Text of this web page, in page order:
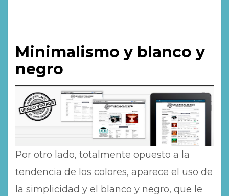
Minimalismo y blanco y
negro
Por otro lado, totalmente opuesto a la
tendencia de los colores, aparece el uso de
la simplicidad y el blanco y negro, que le